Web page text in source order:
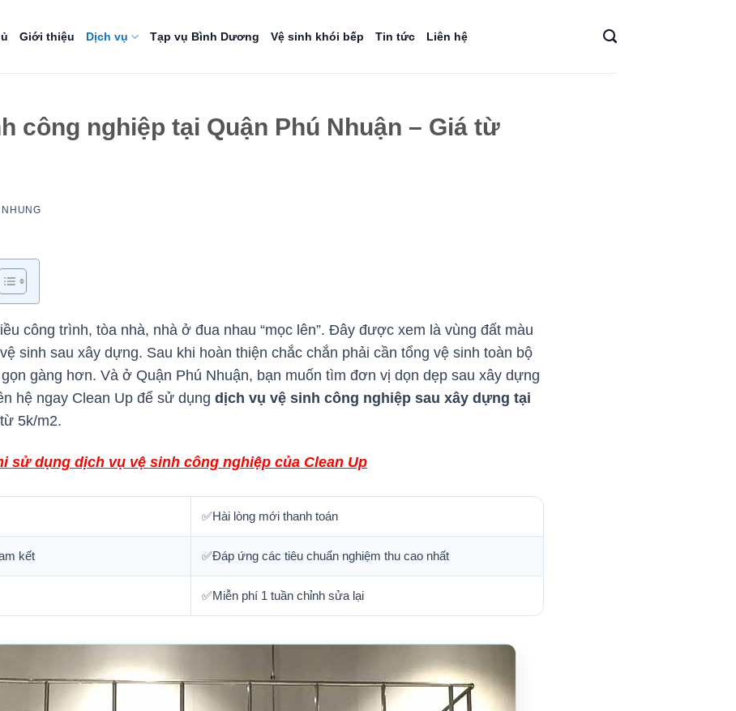
Giới thiệu Dịch vụ Tạp vụ Bình Dương Vệ sinh khói bếp Tin tức Liên hệ
công nghiệp tại Quận Phú Nhuận – Giá từ
NHUNG
công trình, tòa nhà, nhà ở đua nhau “mọc lên”. Đây được xem là vùng đất màu
sinh sau xây dựng. Sau khi hoàn thiện chắc chắn phải cần tổng vệ sinh toàn bộ
gàng hơn. Và ở Quận Phú Nhuận, bạn muốn tìm đơn vị dọn dẹp sau xây dựng
hệ ngay Clean Up để sử dụng dịch vụ vệ sinh công nghiệp sau xây dựng tại
5k/m2.
sử dụng dịch vụ vệ sinh công nghiệp của Clean Up
✅Hài lòng mới thanh toán
kết ✅Đáp ứng các tiêu chuẩn nghiệm thu cao nhất
✅Miễn phí 1 tuần chỉnh sửa lại